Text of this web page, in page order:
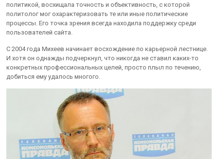
политикой, восхищала точность и объективность, с которой
политолог мог охарактеризовать те или иные политические
процессы. Его точка зрения всегда находила поддержку среди
пользователей сайта.
С 2004 года Михеев начинает восхождение по карьерной лестнице.
И хотя он однажды подчеркнул, что никогда не ставил каких-то
конкретных профессиональных целей, просто плыл по течению,
добиться ему удалось многого.